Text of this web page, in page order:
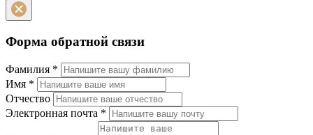
Форма обратной связи
Фамилия *
Имя *
Отчество
Электронная почта *